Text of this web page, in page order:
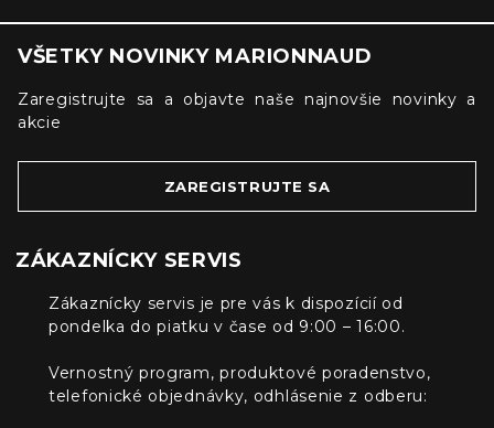
VŠETKY NOVINKY MARIONNAUD
Zaregistrujte sa a objavte naše najnovšie novinky a
akcie
ZAREGISTRUJTE SA
ZÁKAZNÍCKY SERVIS
Zákaznícky servis je pre vás k dispozícií od
pondelka do piatku v čase od 9:00 – 16:00.
Vernostný program, produktové poradenstvo,
telefonické objednávky, odhlásenie z odberu: